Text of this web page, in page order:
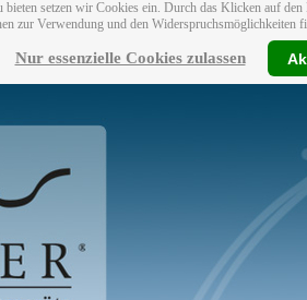
bieten setzen wir Cookies ein. Durch das Klicken auf
zur Verwendung und den Widerspruchsmöglichkeiten
Nur essenzielle Cookies zulassen